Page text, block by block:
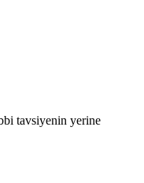
tavsiyenin yerine